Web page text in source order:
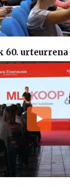
60. urteurrena